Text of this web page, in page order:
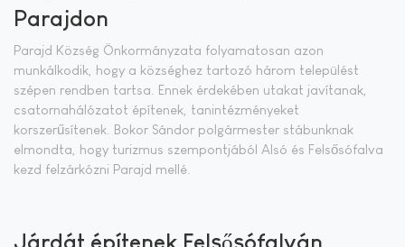
Parajdon
Parajd Község Önkormányzata folyamatosan azon
munkálkodik, hogy a községhez tartozó három települést
szépen rendben tartsa. Ennek érdekében utakat javítanak,
csatornahálózatot építenek, tanintézményeket
korszerűsítenek. Bokor Sándor polgármester stábunknak
elmondta, hogy turizmus szempontjából Alsó és Felsősófalva
kezd felzárkózni Parajd mellé.
Járdát építenek Felsősófalván